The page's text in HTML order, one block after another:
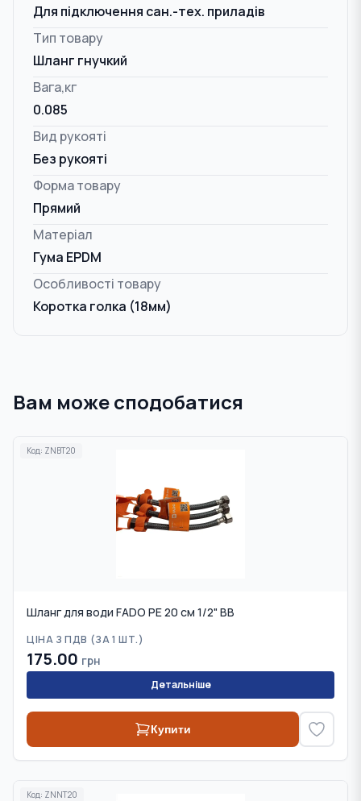
Для підключення сан.-тех. приладів
Тип товару
Шланг гнучкий
Вага,кг
0.085
Вид рукояті
Без рукояті
Форма товару
Прямий
Матеріал
Гума EPDM
Особливості товару
Коротка голка (18мм)
Вам може сподобатися
Код: ZNBT20
Шланг для води FADO PE 20 см 1/2" ВВ
ЦІНА З ПДВ (ЗА 1 ШТ.)
175.00 грн
Детальніше
Купити
Код: ZNNT20